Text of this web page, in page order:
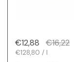
Regulärer Preis
€12,88 Sale-
€16,22
Stückpreis
€128,80 / l